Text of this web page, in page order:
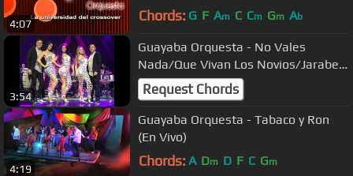
4:07 Chords: G F Am C Cm Gm Ab
3:54
Guayaba Orquesta - No Vales
Nada/Que Vivan Los Novios/Jarabe
Tapati (En Vivo)
Request Chords
4:19
Guayaba Orquesta - Tabaco y Ron
(En Vivo)
Chords: A Dm D F C Gm